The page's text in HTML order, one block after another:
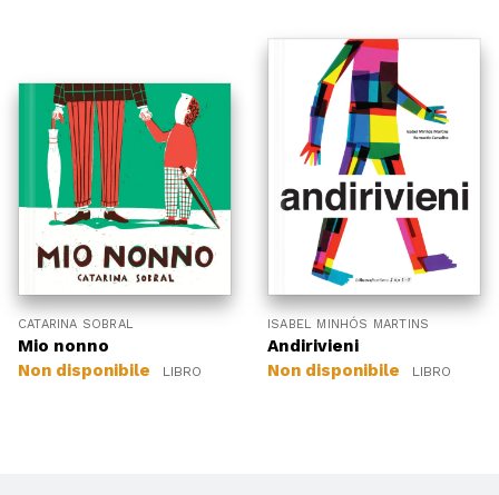
CATARINA SOBRAL
Mio nonno
Non disponibile
LIBRO
ISABEL MINHÓS MARTINS
Andirivieni
Non disponibile
LIBRO